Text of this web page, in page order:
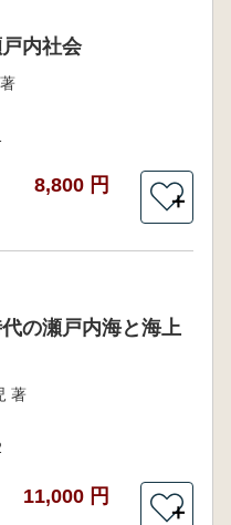
内社会
8,800 円
＋
の瀬戸内海と海上
著
11,000 円
＋